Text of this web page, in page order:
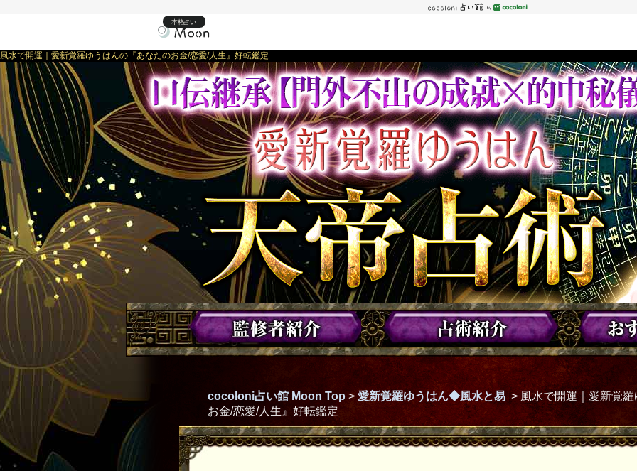
本格占い
風水で開運｜愛新覚羅ゆうはんの『あなたのお金/恋愛/人生』好転鑑定
cocoloni占い館 Moon Top > 愛新覚羅ゆうはん◆風水と易 > 風水で開運｜愛新覚
お金/恋愛/人生』好転鑑定